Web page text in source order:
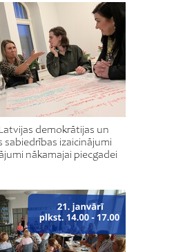
demokrātijas un
sabiedrības izaicinājumi
nākamajai piecgadei